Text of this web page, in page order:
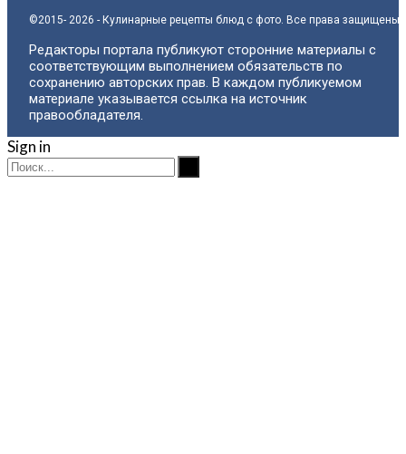
©2015- 2026 - Кулинарные рецепты блюд с фото. Все права защищены.
Редакторы портала публикуют сторонние материалы с
соответствующим выполнением обязательств по
сохранению авторских прав. В каждом публикуемом
материале указывается ссылка на источник
правообладателя.
Sign in